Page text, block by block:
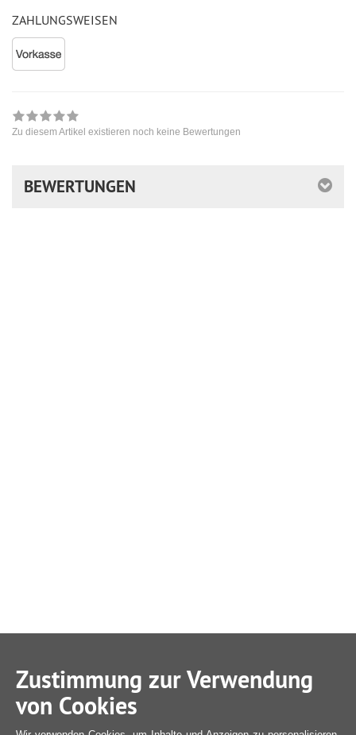
ZAHLUNGSWEISEN
Zu diesem Artikel existieren noch keine Bewertungen
BEWERTUNGEN
Zustimmung zur Verwendung
von Cookies